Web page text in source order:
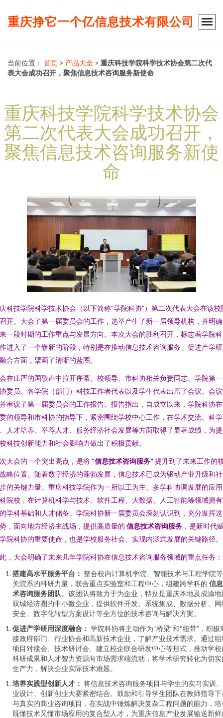
重庆挣它一个亿信息技术有限公司
当前位置： 首页 > 产品大全 > 重庆科技学院科学技术协会第二次代
表大会成功召开，聚焦信息技术咨询服务新使命
重庆科技学院科学技术协会
第二次代表大会成功召开，
聚焦信息技术咨询服务新使
命
科技学院科学技术协会（以下简称“学院科协”）第二次代表大会在该校
开。大会了第一届委员会的工作，选举产生了新一届领导机构，并明
一段时期的工作重点与发展方向。本次大会的胜利召开，标志着学院
进入了一个崭新的阶段，特别是在推动信息技术咨询服务、促进产学
合方面，擘画了清晰的蓝图。
在庄严的国歌声中拉开序幕。校领导、市科协相关负责同志、学院第
委员、各学院（部门）科技工作者代表以及学生代表出席了会议。会
审议了第一届委员会的工作报告。报告指出，自成立以来，学院科协
的领导和市科协的指导下，紧密围绕学校中心工作，在学术交流、科
人才培养、举荐人才、服务经济社会发展等方面取得了显著成绩，为
科技创新能力和社会影响力做出了积极贡献。
大会的一个突出亮点，是将 “信息技术咨询服务”提升到了未来工作的
略位置。随着数字经济的蓬勃发展，信息技术已成为驱动产业升级和
的关键力量。重庆科技学院作为一所以工为主、多学科协调发展的应
院校，在计算机科学与技术、软件工程、大数据、人工智能等领域拥
学科基础和人才储备。学院科协新一届委员会深刻认识到，充分发挥
，面向地方经济主战场，提供高质量的 信息技术咨询服务 ，是新时代
院科协的重要使命，也是学校服务社会、实现内涵式发展的关键路径。
，大会明确了未来几年学院科协在信息技术咨询服务领域的重点任务：
搭建高水平服务平台： 整合校内计算机学院、智能技术与工程学院
关院系的科研力量，联合重点实验室和工程中心，组建跨学科的 信
术咨询服务团队。该团队将致力于为企业，特别是重庆本地及成渝地
双城经济圈的中小微企业，提供软件开发、系统集成、数据分析、网
安全、数字化转型方案设计等全方位的技术咨询与解决方案。
促进产学研用深度融合： 学院科协将主动作为“桥梁”和“纽带”，积极
接政府部门、行业协会和高新技术企业，了解产业技术需求。通过组
项目对接会、技术研讨会、建立校企联合研发中心等形式，推动学校
科研成果和人才智力资源向市场需求端流动，将学术研究转化为切实
生产力，解决企业实际技术难题。
培养实践型创新人才： 将信息技术咨询服务项目与学生的实习实训
业设计、创新创业大赛紧密结合。鼓励和引导学生团队在教师指导下
与真实的商业咨询项目，在实战中锤炼解决复杂工程问题的能力，培
既懂技术又懂市场应用的复合型人才，为重庆信息产业发展输送新鲜